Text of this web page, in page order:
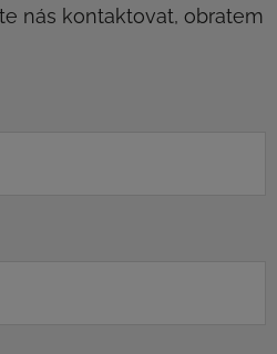
nás kontaktovat, obratem